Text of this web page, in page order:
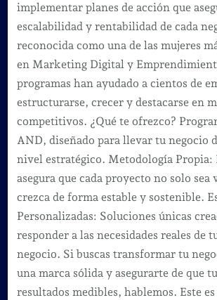
implementar planes de acción que
escalabilidad y rentabilidad de cada
reconocida como una de las mujeres
en Marketing Digital y
programas han ayudado a cientos de
estructurarse, crecer y destacarse en
competitivos. ¿Qué te ofrezco?
AND, diseñado para llevar tu negocio
nivel estratégico. Metodología Propia:
asegura que cada proyecto no solo sea
crezca de forma estable y sostenible.
Personalizadas: Soluciones únicas
responder a las necesidades reales de
negocio. Si buscas transformar tu
una marca sólida y asegurarte de que
resultados medibles, hablemos. Este